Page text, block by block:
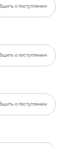
о поступлении
о поступлении
о поступлении